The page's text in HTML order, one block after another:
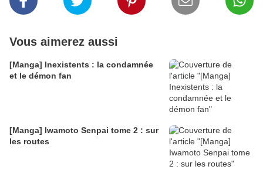
Vous aimerez aussi
[Manga] Inexistents : la condamnée
et le démon fan
[Manga] Iwamoto Senpai tome 2 : sur
les routes